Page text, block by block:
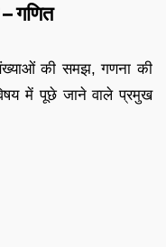
गणित
की समझ, गणना की
में पूछे जाने वाले प्रमुख